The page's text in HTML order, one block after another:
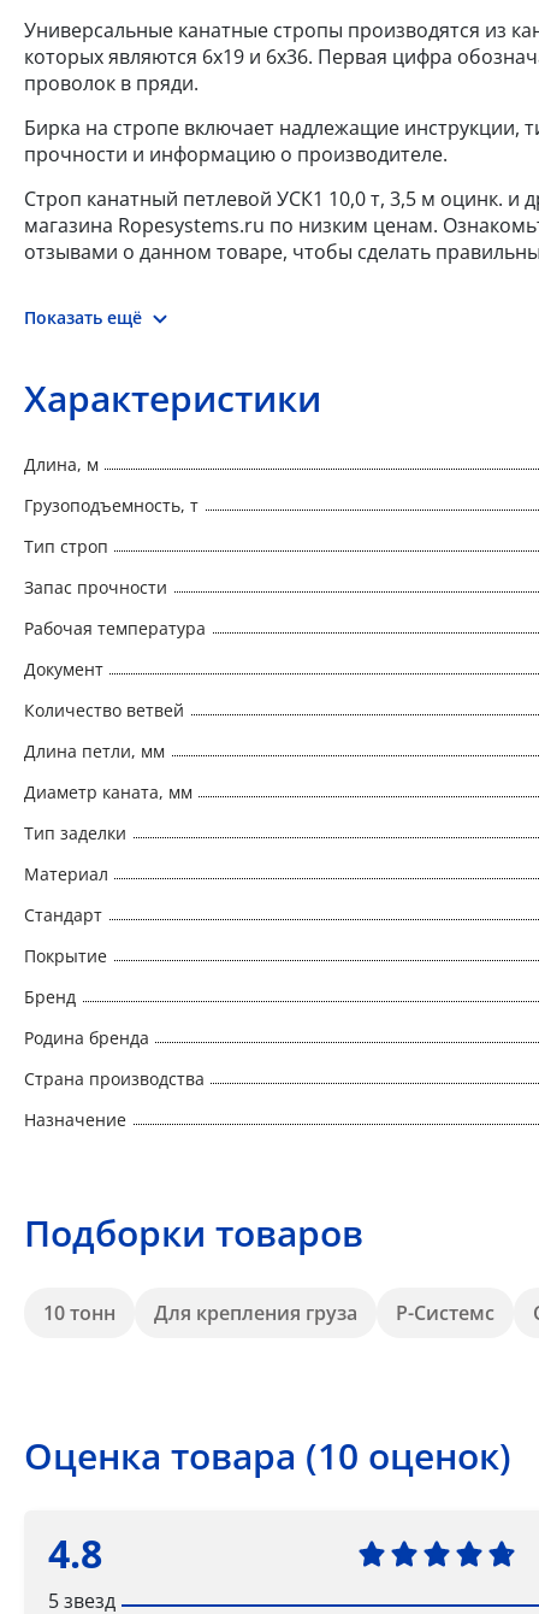
Универсальные канатные стропы производятся из
которых являются 6x19 и 6x36. Первая цифра
проволок в пряди.
Бирка на стропе включает надлежащие инструкции,
прочности и информацию о производителе.
Строп канатный петлевой УСК1 10,0 т, 3,5 м оцинк. и
магазина Ropesystems.ru по низким ценам.
отзывами о данном товаре, чтобы сделать
Показать ещё
Характеристики
Длина, м
Грузоподъемность, т
Тип строп
Запас прочности
Рабочая температура
Документ
Количество ветвей
Длина петли, мм
Диаметр каната, мм
Тип заделки
Материал
Стандарт
Покрытие
Бренд
Родина бренда
Страна производства
Назначение
Подборки товаров
10 тонн Для крепления груза Р-Системс
Оценка товара (10 оценок)
4.8
5 звезд